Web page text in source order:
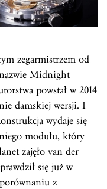
zegarmistrzem od
Midnight
powstał w 2014
damskiej wersji. I
wydaje się
modułu, który
zajęło van der
się już w
z